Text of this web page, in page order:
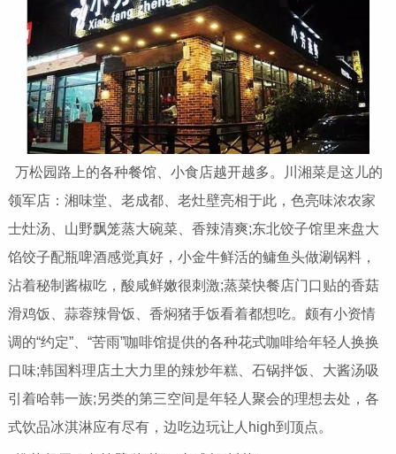
万松园路上的各种餐馆、小食店越开越多。川湘菜是这儿的
领军店：湘味堂、老成都、老灶壁亮相于此，色亮味浓农家
士灶汤、山野飘笼蒸大碗菜、香辣清爽;东北饺子馆里来盘大
馅饺子配瓶啤酒感觉真好，小金牛鲜活的鳙鱼头做涮锅料，
沾着秘制酱椒吃，酸咸鲜嫩很刺激;蒸菜快餐店门口贴的香菇
滑鸡饭、蒜蓉辣骨饭、香焖猪手饭看着都想吃。颇有小资情
调的“约定”、“苦雨”咖啡馆提供的各种花式咖啡给年轻人换换
口味;韩国料理店土大力里的辣炒年糕、石锅拌饭、大酱汤吸
引着哈韩一族;另类的第三空间是年轻人聚会的理想去处，各
式饮品冰淇淋应有尽有，边吃边玩让人high到顶点。